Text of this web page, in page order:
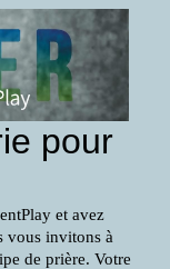
pour
et avez
vous invitons à
de prière. Votre